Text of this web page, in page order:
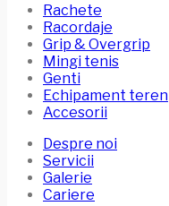
Rachete
Racordaje
Grip & Overgrip
Mingi tenis
Genti
Echipament teren
Accesorii
Despre noi
Servicii
Galerie
Cariere